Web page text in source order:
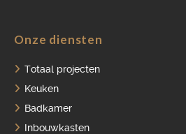
Onze diensten
Totaal projecten
Keuken
Badkamer
Inbouwkasten